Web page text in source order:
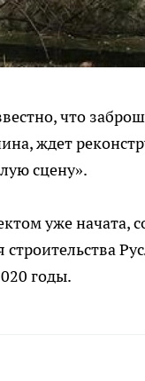
что
ждет
сцену».
уже начата,
строительства
годы.